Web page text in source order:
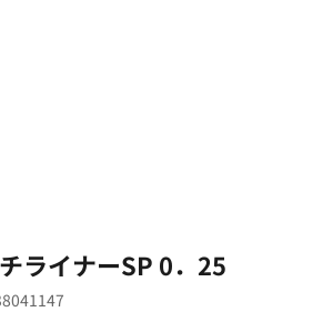
ライナーSP 0．25